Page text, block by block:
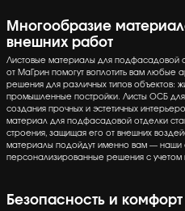
Многообразие
внешних работ
Листовые материалы для подфасадовой
от МаГрин помогут воплотить вам любые
решения для различных типов объектов:
промышленные постройки. Листы ОСБ для
создания прочных и эстетичных
материал для подфасадовой отделки
строения, защищая его от внешних
материалы подойдут именно вам — наши
персонализированные решения с учетом
Безопасность и